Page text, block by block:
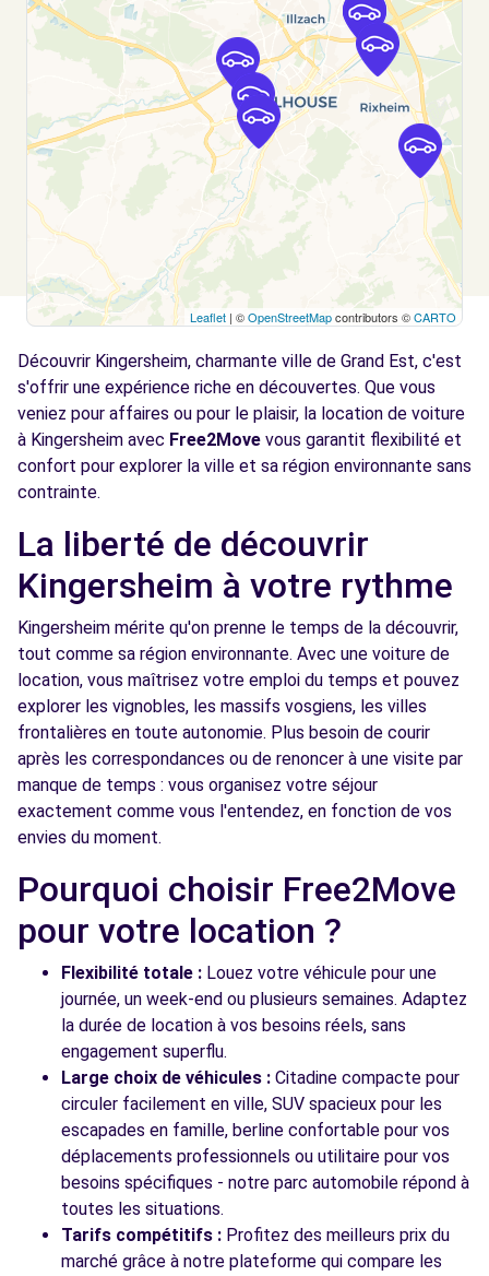
ILLZACH, FR-68, 68110
Voir l'agence
Free2Move Rent - GARAGE ROLAND SARL -
RIEDISHEIM (C)
5.6
km
1A RUE DE L'INDUSTRIE
RIEDISHEIM, 68400
Voir l'agence
Free2Move Rent - SE GARAGE RELLE PIERRE 6.2
km
22 BOULEVARD DES NATIONS
MULHOUSE, 68200
Voir l'agence
Free2Move Rent - GARAGE GEITNER -
BRUNSTATT (C)
10 RUE ARTHUR ASHE
BRUNSTATT, 68350
Voir l'agence
Free2Move Rent - GARAGE DES PINS -
CERNAY (C)
10.3
km
4 RUE DE LA SAUGE
CERNAY, 68700
Free2Move Rent - SARL GARAGE SEEMANN
- HABSHEIM (C)
224 RUE DU GENERAL DE GAULLE
HABSHEIM, 68440
Voir l'agence
Leaflet | ©OpenStreetMapcontributors ©CARTO
Découvrir Kingersheim, charmante ville de Grand Est, c'est
s'offrir une expérience riche en découvertes. Que vous
veniez pour affaires ou pour le plaisir, la location de voiture
à Kingersheim avec Free2Move vous garantit flexibilité et
confort pour explorer la ville et sa région environnante sans
contrainte.
La liberté de découvrir
Kingersheim à votre rythme
Kingersheim mérite qu'on prenne le temps de la découvrir,
tout comme sa région environnante. Avec une voiture de
location, vous maîtrisez votre emploi du temps et pouvez
explorer les vignobles, les massifs vosgiens, les villes
frontalières en toute autonomie. Plus besoin de courir
après les correspondances ou de renoncer à une visite par
manque de temps : vous organisez votre séjour
exactement comme vous l'entendez, en fonction de vos
envies du moment.
Pourquoi choisir Free2Move
pour votre location ?
Flexibilité totale : Louez votre véhicule pour une
journée, un week-end ou plusieurs semaines. Adaptez
la durée de location à vos besoins réels, sans
engagement superflu.
Large choix de véhicules : Citadine compacte pour
circuler facilement en ville, SUV spacieux pour les
escapades en famille, berline confortable pour vos
déplacements professionnels ou utilitaire pour vos
besoins spécifiques - notre parc automobile répond à
toutes les situations.
Tarifs compétitifs : Profitez des meilleurs prix du
marché grâce à notre plateforme qui compare les